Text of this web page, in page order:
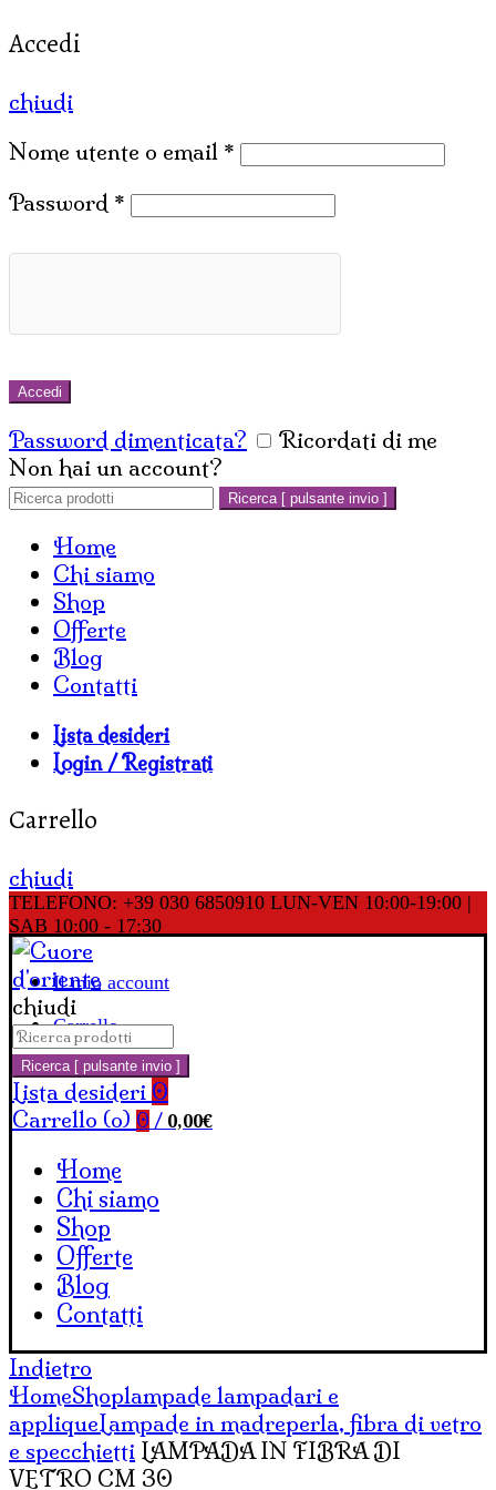
Accedi
chiudi
Nome utente o email *
Password *
Accedi
Password dimenticata?
Ricordati di me
Non hai un account?
Cerca:
Ricerca [ pulsante invio ]
Home
Chi siamo
Shop
Offerte
Blog
Contatti
Lista desideri
Login / Registrati
Carrello
chiudi
TELEFONO: +39 030 6850910 LUN-VEN 10:00-19:00 |
SAB 10:00 - 17:30
Il mio account
Carrello
chiudi
Cerca:
Ricerca [ pulsante invio ]
Lista desideri 0
Carrello (o) 0 / 0,00€
Home
Chi siamo
Shop
Offerte
Blog
Contatti
Indietro
HomeShoplampade lampadari e
appliqueLampade in madreperla, fibra di vetro
e specchietti LAMPADA IN FIBRA DI
VETRO CM 30